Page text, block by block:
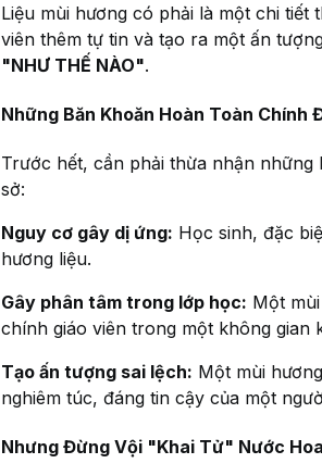
Liệu mùi hương có phải là một chi tiết
viên thêm tự tin và tạo ra một ấn
"NHƯ THẾ NÀO".
Những Băn Khoăn Hoàn Toàn Chính
Trước hết, cần phải thừa nhận
sở:
Nguy cơ gây dị ứng: Học sinh, đặc
hương liệu.
Gây phân tâm trong lớp học: Một
chính giáo viên trong một không gian
Tạo ấn tượng sai lệch: Một mùi
nghiêm túc, đáng tin cậy của một
Nhưng Đừng Vội "Khai Tử" Nước